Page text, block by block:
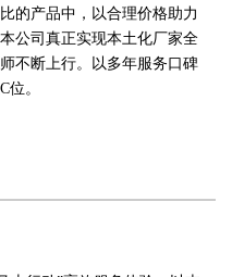
的产品中，以合理价格助力
公司真正实现本土化厂家全
不断上行。以多年服务口碑
。